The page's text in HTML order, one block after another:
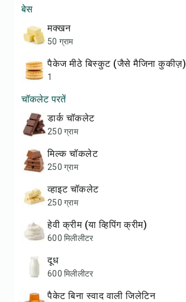
बेस
मक्खन
50 ग्राम
पैकेज मीठे बिस्कुट (जैसे मैजिना कुकीज़)
1
चॉकलेट परतें
डार्क चॉकलेट
250 ग्राम
मिल्क चॉकलेट
250 ग्राम
व्हाइट चॉकलेट
250 ग्राम
हेवी क्रीम (या व्हिपिंग क्रीम)
600 मिलीलीटर
दूध
600 मिलीलीटर
पैकेट बिना स्वाद वाली जिलेटिन